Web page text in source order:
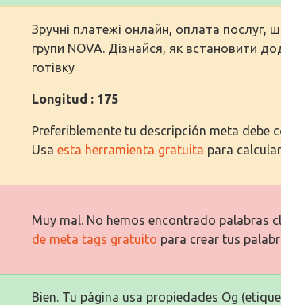
Зручні платежі онлайн, оплата послуг,
групи NOVA. Дізнайся, як встановити
готівку
Longitud : 175
Preferiblemente tu descripción meta debe
Usa esta herramienta gratuita para
Muy mal. No hemos encontrado palabras
de meta tags gratuito para crear tus
Bien. Tu página usa propiedades Og